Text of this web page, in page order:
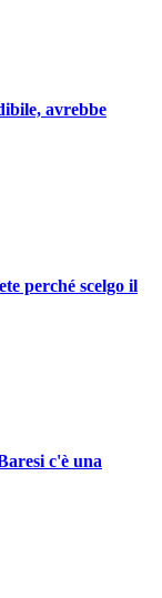
avrebbe
perché scelgo il
c'è una